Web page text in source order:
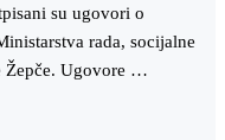
su ugovori o
rada, socijalne
Žepče. Ugovore …